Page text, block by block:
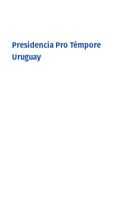
Presidencia Pro Témpore
Uruguay